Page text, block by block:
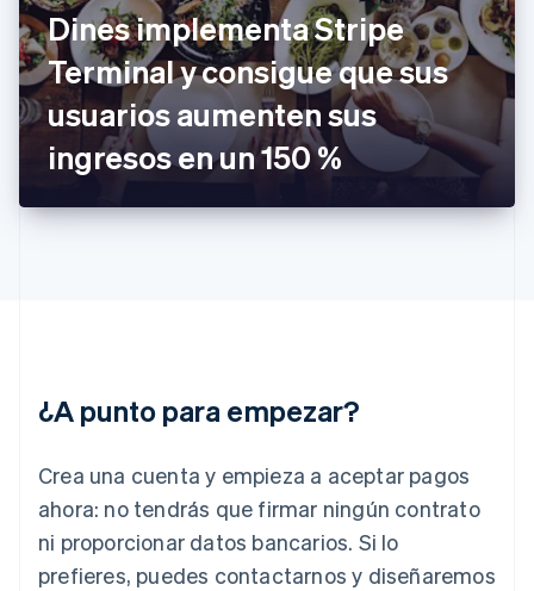
Dines implementa Stripe
Terminal y consigue que sus
usuarios aumenten sus
ingresos en un 150 %
¿A punto para empezar?
Crea una cuenta y empieza a aceptar pagos
ahora: no tendrás que firmar ningún contrato
ni proporcionar datos bancarios. Si lo
prefieres, puedes contactarnos y diseñaremos
Francia
FrançaisEnglish
Gibraltar
English
Grecia
English
Hungría
English
India
Letonia
English
Deutsch English
Lituania
English
Luxemburgo
Français DeutschEnglish